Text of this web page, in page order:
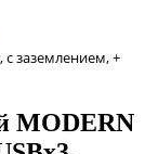
с заземлением, +
MODERN